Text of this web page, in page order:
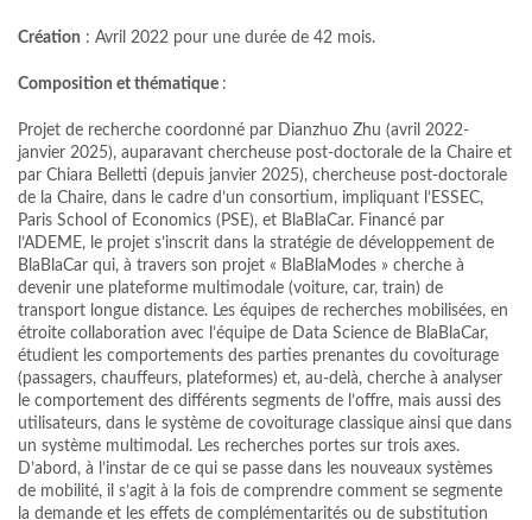
Création : Avril 2022 pour une durée de 42 mois.
Composition et thématique :
Projet de recherche coordonné par Dianzhuo Zhu (avril 2022-
janvier 2025), auparavant chercheuse post-doctorale de la Chaire et
par Chiara Belletti (depuis janvier 2025), chercheuse post-doctorale
de la Chaire, dans le cadre d’un consortium, impliquant l’ESSEC,
Paris School of Economics (PSE), et BlaBlaCar. Financé par
l’ADEME, le projet s’inscrit dans la stratégie de développement de
BlaBlaCar qui, à travers son projet « BlaBlaModes » cherche à
devenir une plateforme multimodale (voiture, car, train) de
transport longue distance. Les équipes de recherches mobilisées, en
étroite collaboration avec l’équipe de Data Science de BlaBlaCar,
étudient les comportements des parties prenantes du covoiturage
(passagers, chauffeurs, plateformes) et, au-delà, cherche à analyser
le comportement des différents segments de l’offre, mais aussi des
utilisateurs, dans le système de covoiturage classique ainsi que dans
un système multimodal. Les recherches portes sur trois axes.
D’abord, à l’instar de ce qui se passe dans les nouveaux systèmes
de mobilité, il s’agit à la fois de comprendre comment se segmente
la demande et les effets de complémentarités ou de substitution